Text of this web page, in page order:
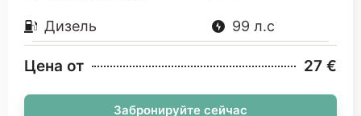
Дизель 99 л.с
Цена от 27 €
Забронируйте сейчас